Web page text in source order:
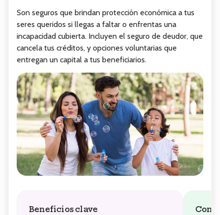
Son seguros que brindan protección económica a tus
seres queridos si llegas a faltar o enfrentas una
incapacidad cubierta. Incluyen el seguro de deudor, que
cancela tus créditos, y opciones voluntarias que
entregan un capital a tus beneficiarios.
Beneficios clave